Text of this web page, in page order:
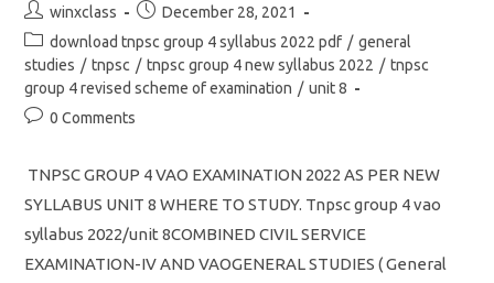
Post
author:
winxclass
PostDecember 28, 2021
Post
category:
download tnpsc group 4 syllabus 2022 pdf / general
studies / tnpsc / tnpsc group 4 new syllabus 2022 / tnpsc
group 4 revised scheme of examination / unit 8
Post0 Comments
TNPSC GROUP 4 VAO EXAMINATION 2022 AS PER NEW
SYLLABUS UNIT 8 WHERE TO STUDY. Tnpsc group 4 vao
syllabus 2022/unit 8COMBINED CIVIL SERVICE
EXAMINATION-IV AND VAOGENERAL STUDIES ( General